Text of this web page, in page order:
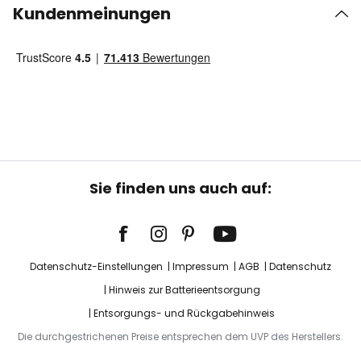
Kundenmeinungen
Sie finden uns auch auf:
Datenschutz-Einstellungen Impressum AGB
Datenschutz
Hinweis zur Batterieentsorgung
Entsorgungs- und Rückgabehinweis
Die durchgestrichenen Preise entsprechen dem UVP des Herstellers.